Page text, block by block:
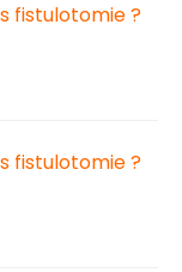
fistulotomie ?
fistulotomie ?